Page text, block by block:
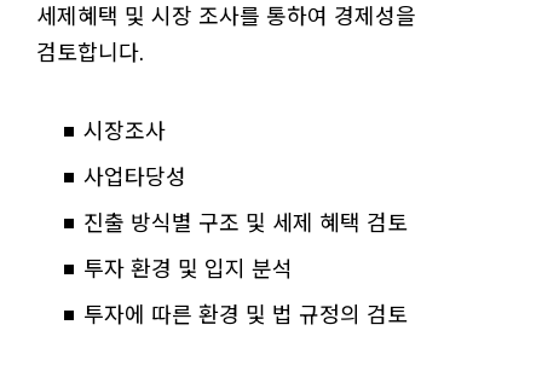
세제혜택 및 시장 조사를 통하여 경제성을
검토합니다.
시장조사
사업타당성
진출 방식별 구조 및 세제 혜택 검토
투자 환경 및 입지 분석
투자에 따른 환경 및 법 규정의 검토